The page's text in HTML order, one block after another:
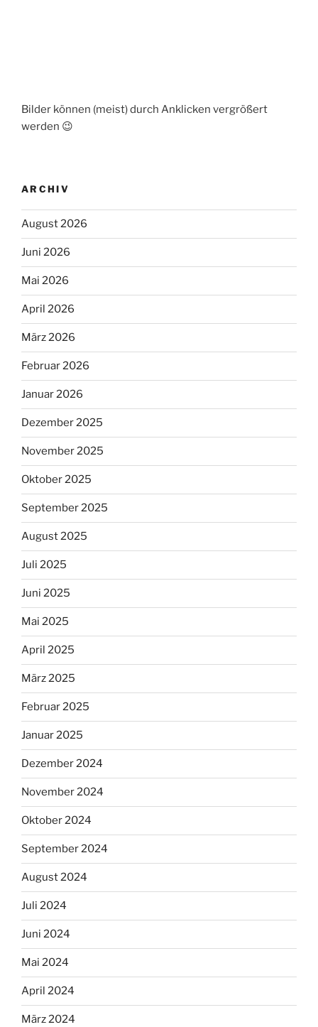
Bilder können (meist) durch Anklicken vergrößert
werden 😉
ARCHIV
August 2026
Juni 2026
Mai 2026
April 2026
März 2026
Februar 2026
Januar 2026
Dezember 2025
November 2025
Oktober 2025
September 2025
August 2025
Juli 2025
Juni 2025
Mai 2025
April 2025
März 2025
Februar 2025
Januar 2025
Dezember 2024
November 2024
Oktober 2024
September 2024
August 2024
Juli 2024
Juni 2024
Mai 2024
April 2024
März 2024